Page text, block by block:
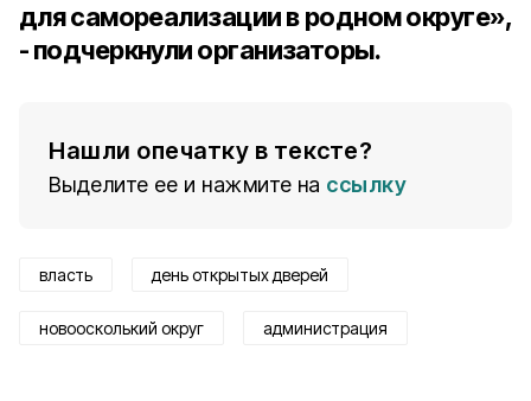
для самореализации в родном округе»,
- подчеркнули организаторы.
Нашли опечатку в тексте?
Выделите ее и нажмите на ссылку
власть день открытых дверей
новоосколький округ администрация